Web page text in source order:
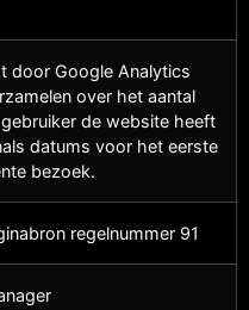
door Google Analytics
over het aantal
de website heeft
datums voor het eerste
bezoek.
regelnummer 91